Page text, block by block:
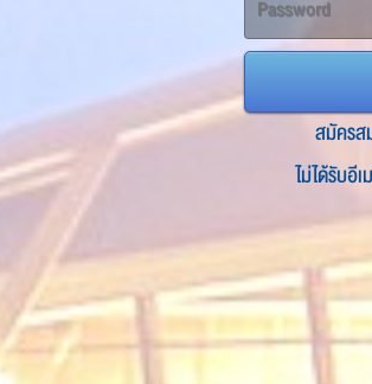
สมัครส
ไม่ได้รับอี